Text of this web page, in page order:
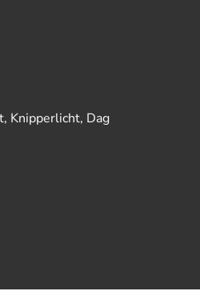
Knipperlicht, Dag